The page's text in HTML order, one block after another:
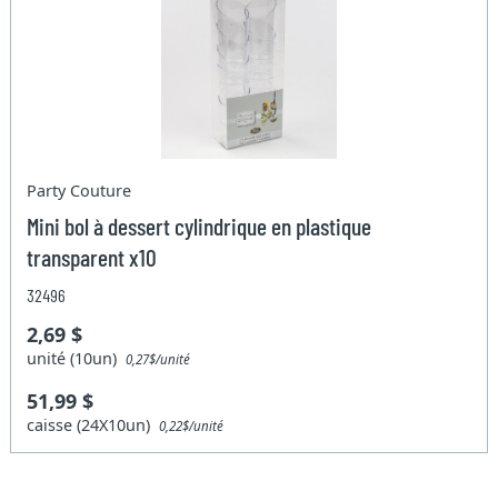
Party Couture
Mini bol à dessert cylindrique en plastique
transparent x10
32496
2,69 $
unité (10un)0,27$/unité
51,99 $
caisse (24X10un)0,22$/unité